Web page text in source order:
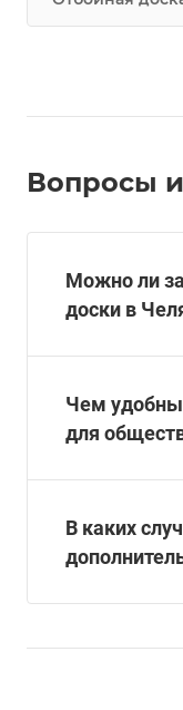
Вопросы
Можно ли
доски в
Чем
для
В каких